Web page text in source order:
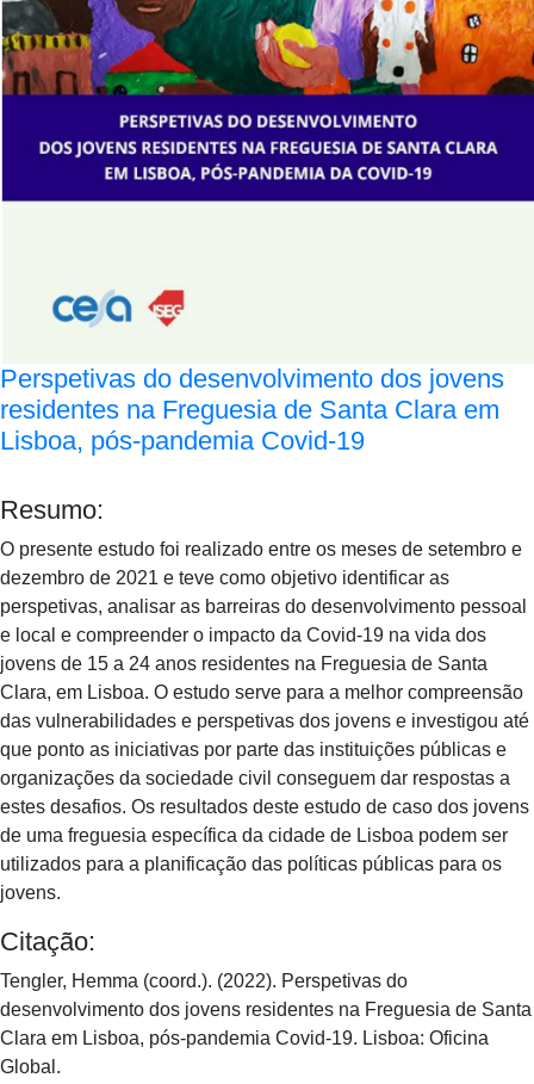
Perspetivas do desenvolvimento dos jovens
residentes na Freguesia de Santa Clara em
Lisboa, pós-pandemia Covid-19
Resumo:
O presente estudo foi realizado entre os meses de setembro e
dezembro de 2021 e teve como objetivo identificar as
perspetivas, analisar as barreiras do desenvolvimento pessoal
e local e compreender o impacto da Covid-19 na vida dos
jovens de 15 a 24 anos residentes na Freguesia de Santa
Clara, em Lisboa. O estudo serve para a melhor compreensão
das vulnerabilidades e perspetivas dos jovens e investigou até
que ponto as iniciativas por parte das instituições públicas e
organizações da sociedade civil conseguem dar respostas a
estes desafios. Os resultados deste estudo de caso dos jovens
de uma freguesia específica da cidade de Lisboa podem ser
utilizados para a planificação das políticas públicas para os
jovens.
Citação:
Tengler, Hemma (coord.). (2022). Perspetivas do
desenvolvimento dos jovens residentes na Freguesia de Santa
Clara em Lisboa, pós-pandemia Covid-19. Lisboa: Oficina
Global.